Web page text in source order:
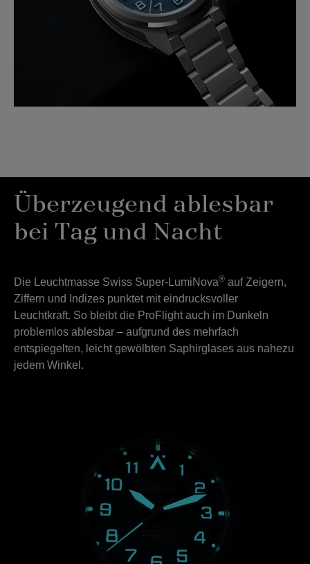
Überzeugend ablesbar
bei Tag und Nacht
Die Leuchtmasse Swiss Super-LumiNova® auf Zeigern,
Ziffern und Indizes punktet mit eindrucksvoller
Leuchtkraft. So bleibt die ProFlight auch im Dunkeln
problemlos ablesbar – aufgrund des mehrfach
entspiegelten, leicht gewölbten Saphirglases aus nahezu
jedem Winkel.